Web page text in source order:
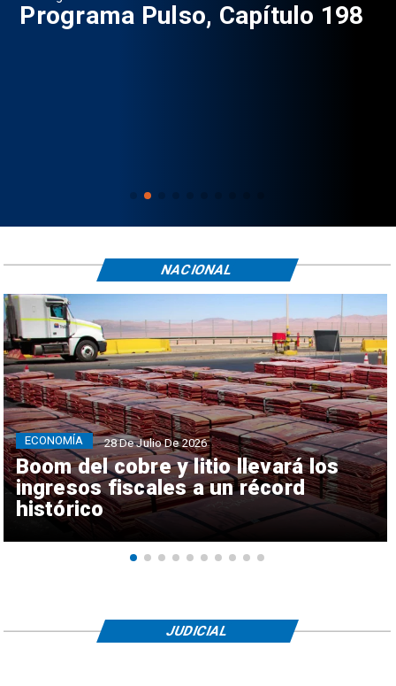
Programa Pulso, Capítulo 198
Boom del cobre y litio llevará los
ingresos fiscales a un récord
histórico
ECONOMÍA 28 De Julio De 2026
NACIONAL
JUDICIAL